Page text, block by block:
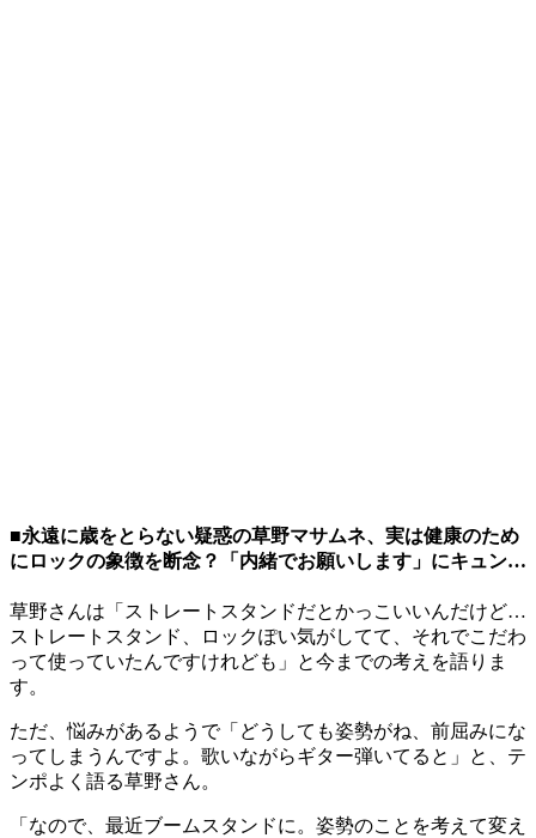
■永遠に歳をとらない疑惑の草野マサムネ、実は健康のため
にロックの象徴を断念？「内緒でお願いします」にキュン…
草野さんは「ストレートスタンドだとかっこいいんだけど…
ストレートスタンド、ロックぽい気がしてて、それでこだわ
って使っていたんですけれども」と今までの考えを語りま
す。
ただ、悩みがあるようで「どうしても姿勢がね、前屈みにな
ってしまうんですよ。歌いながらギター弾いてると」と、テ
ンポよく語る草野さん。
「なので、最近ブームスタンドに。姿勢のことを考えて変え